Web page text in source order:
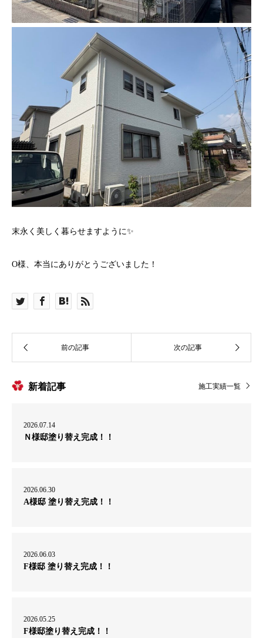
末永く美しく暮らせますように✨
O様、本当にありがとうございました！
新着記事 施工実績一覧
2026.07.14
Ｎ様邸塗り替え完成！！
2026.06.30
A様邸 塗り替え完成！！
2026.06.03
F様邸 塗り替え完成！！
2026.05.25
F様邸塗り替え完成！！